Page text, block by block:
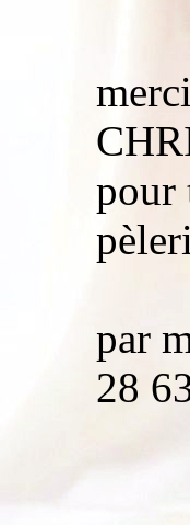
pour
par
28